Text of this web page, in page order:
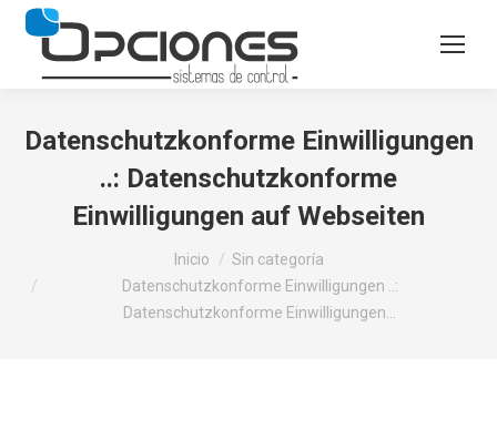
Datenschutzkonforme Einwilligungen
..: Datenschutzkonforme
Einwilligungen auf Webseiten
Inicio
Sin categoría
Datenschutzkonforme Einwilligungen ..:
Datenschutzkonforme Einwilligungen…